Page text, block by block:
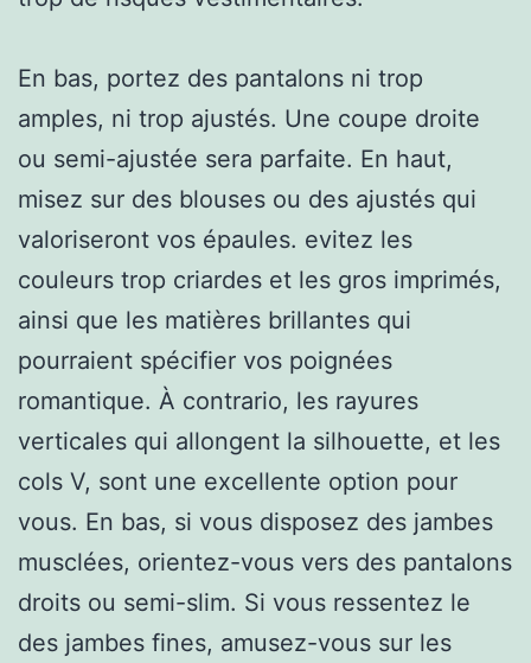
En bas, portez des pantalons ni trop
amples, ni trop ajustés. Une coupe droite
ou semi-ajustée sera parfaite. En haut,
misez sur des blouses ou des ajustés qui
valoriseront vos épaules. evitez les
couleurs trop criardes et les gros imprimés,
ainsi que les matières brillantes qui
pourraient spécifier vos poignées
romantique. À contrario, les rayures
verticales qui allongent la silhouette, et les
cols V, sont une excellente option pour
vous. En bas, si vous disposez des jambes
musclées, orientez-vous vers des pantalons
droits ou semi-slim. Si vous ressentez le
des jambes fines, amusez-vous sur les